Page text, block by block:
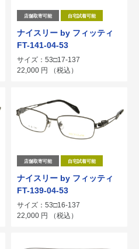
店舗取寄可能 自宅試着可能
ナイスリー by フィッティ
FT-141-04-53
サイズ：53□17-137
22,000 円 （税込）
店舗取寄可能 自宅試着可能
ナイスリー by フィッティ
FT-139-04-53
サイズ：53□16-137
22,000 円 （税込）